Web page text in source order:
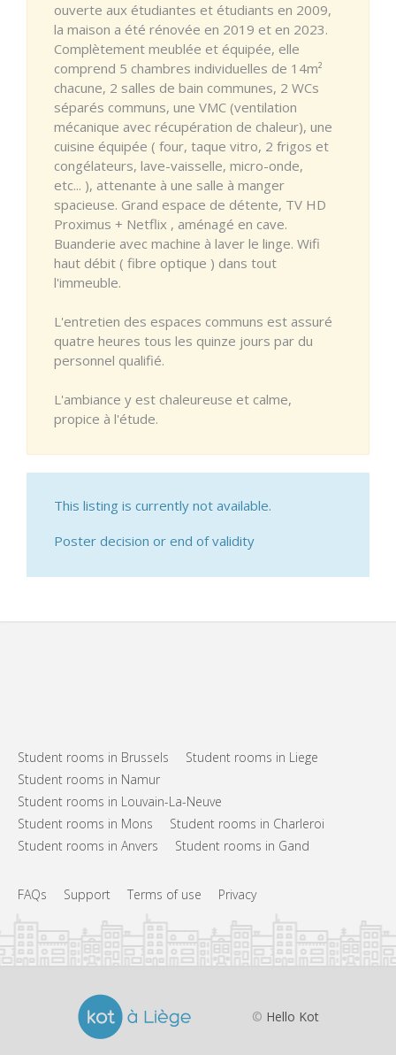
ouverte aux étudiantes et étudiants en 2009,
la maison a été rénovée en 2019 et en 2023.
Complètement meublée et équipée, elle
comprend 5 chambres individuelles de 14m²
chacune, 2 salles de bain communes, 2 WCs
séparés communs, une VMC (ventilation
mécanique avec récupération de chaleur), une
cuisine équipée ( four, taque vitro, 2 frigos et
congélateurs, lave-vaisselle, micro-onde,
etc... ), attenante à une salle à manger
spacieuse. Grand espace de détente, TV HD
Proximus + Netflix , aménagé en cave.
Buanderie avec machine à laver le linge. Wifi
haut débit ( fibre optique ) dans tout
l'immeuble.
L'entretien des espaces communs est assuré
quatre heures tous les quinze jours par du
personnel qualifié.
L'ambiance y est chaleureuse et calme,
propice à l'étude.
This listing is currently not available.
Poster decision or end of validity
Student rooms in Brussels
Student rooms in Liege
Student rooms in Namur
Student rooms in Louvain-La-Neuve
Student rooms in Mons
Student rooms in Charleroi
Student rooms in Anvers
Student rooms in Gand
FAQs Support Terms of use Privacy
© Hello Kot